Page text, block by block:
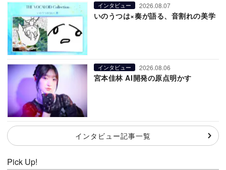
インタビュー 2026.08.07
いのうつは×奏が語る、音割れの美学
インタビュー 2026.08.06
宮本佳林 AI開発の原点明かす
インタビュー記事一覧
Pick Up!